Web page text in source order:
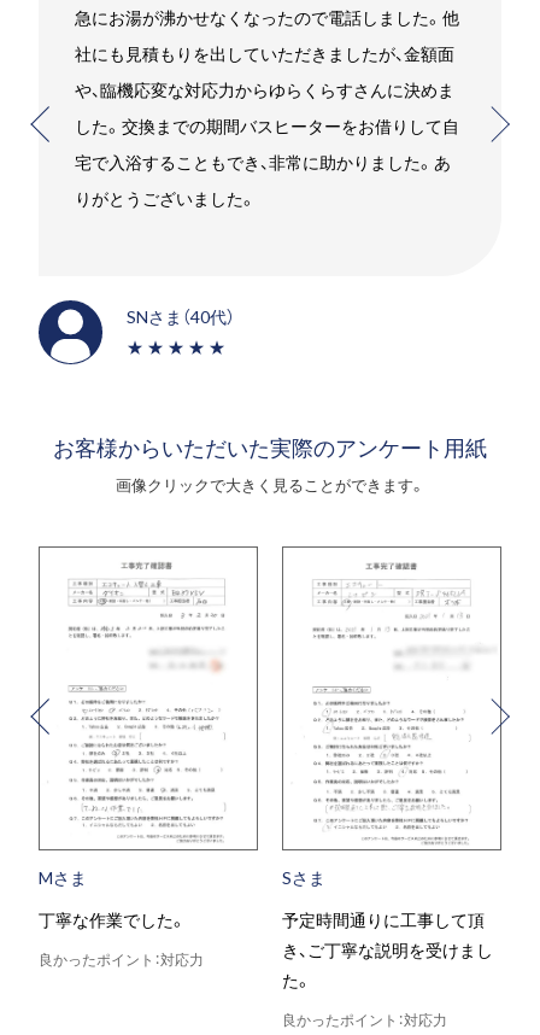
急にお湯が沸かせなくなったので電話しました。他
社にも見積もりを出していただきましたが、金額面
や、臨機応変な対応力からゆらくらすさんに決めま
した。交換までの期間バスヒーターをお借りして自
宅で入浴することもでき、非常に助かりました。あ
りがとうございました。
SNさま（40代）
★★★★★
お客様からいただいた実際のアンケート用紙
画像クリックで大きく見ることができます。
Mさま
丁寧な作業でした。
良かったポイント：対応力
Sさま
予定時間通りに工事して頂
き、ご丁寧な説明を受けまし
た。
良かったポイント：対応力